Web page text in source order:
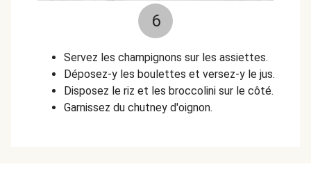
6
Servez les champignons sur les assiettes.
Déposez-y les boulettes et versez-y le jus.
Disposez le riz et les broccolini sur le côté.
Garnissez du chutney d'oignon.